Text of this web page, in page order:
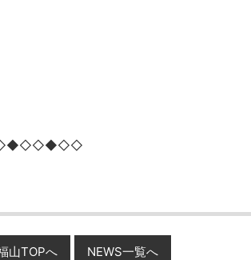
山TOPへ NEWS一覧へ